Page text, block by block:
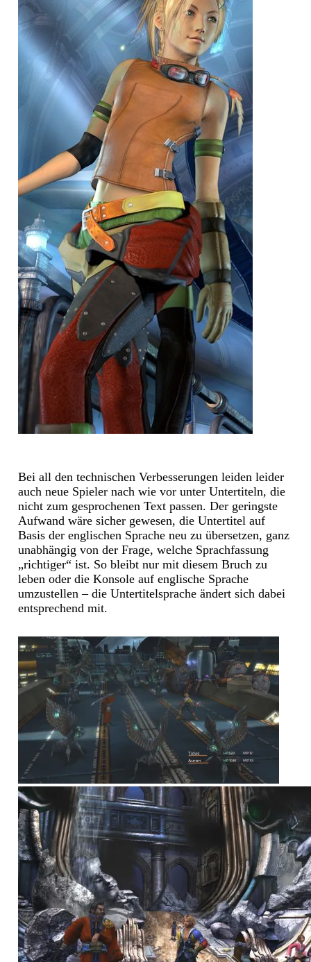
Bei all den technischen Verbesserungen leiden leider
auch neue Spieler nach wie vor unter Untertiteln, die
nicht zum gesprochenen Text passen. Der geringste
Aufwand wäre sicher gewesen, die Untertitel auf
Basis der englischen Sprache neu zu übersetzen, ganz
unabhängig von der Frage, welche Sprachfassung
„richtiger“ ist. So bleibt nur mit diesem Bruch zu
leben oder die Konsole auf englische Sprache
umzustellen – die Untertitelsprache ändert sich dabei
entsprechend mit.